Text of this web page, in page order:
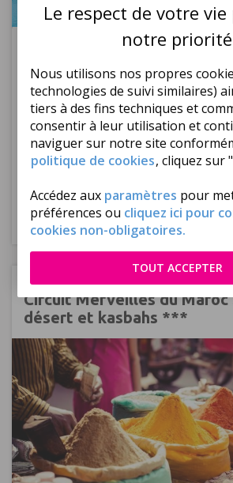
Le respect de votre
notre priorité
Nous utilisons nos propres
technologies de suivi similaires)
tiers à des fins techniques et
consentir à leur utilisation et
naviguer sur notre site
politique de cookies, cliquez sur
Accédez aux paramètres pour
préférences ou cliquez ici pour
cookies non-obligatoires.
TOUT ACCEPTER
Prochain départ à ce tarif :Bordeaux, le 29/
Séjour Agadir
Proche du entre animé de la ville
Prestations de qualité
Parc aquatique pour les enfants
Plusieurs durées
de séjour
| Tout compris |
Maroc Marrakech
Circuit Merveilles du
désert et kasbahs ***